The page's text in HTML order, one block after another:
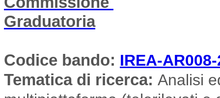
Graduatoria
Codice bando: IREA-
Tematica di ricerca: Analisi